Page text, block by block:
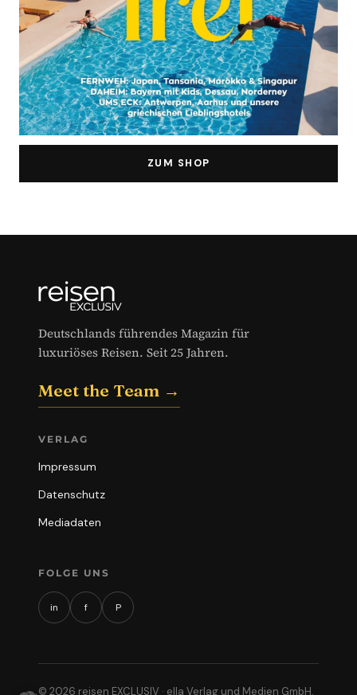
ZUM SHOP
Deutschlands führendes Magazin für
luxuriöses Reisen. Seit 25 Jahren.
Meet the Team →
VERLAG
Impressum
Datenschutz
Mediadaten
FOLGE UNS
in f P
© 2026 reisen EXCLUSIV · ella Verlag und Medien GmbH,